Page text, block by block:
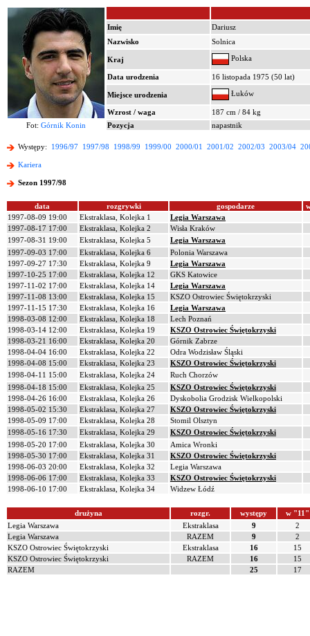
Imię
Dariusz
Nazwisko
Solnica
Kraj Polska
Data urodzenia 16 listopada 1975 (50 lat)
Miejsce urodzenia Łuków
Wzrost / waga
187 cm / 84 kg
Fot: Górnik Konin Pozycja napastnik
Występy: 1996/97 1997/98 1998/99 1999/00 2000/01 2001/02 2002/03 2003/04
Kariera
Sezon 1997/98
data rozgrywki gospodarze
1997-08-09 19:00
Ekstraklasa, Kolejka 1
Legia Warszawa
1997-08-17 17:00
Ekstraklasa, Kolejka 2
Wisła Kraków
1997-08-31 19:00
Ekstraklasa, Kolejka 5
Legia Warszawa
1997-09-03 17:00
Ekstraklasa, Kolejka 6
Polonia Warszawa
1997-09-27 17:30
Ekstraklasa, Kolejka 9
Legia Warszawa
1997-10-25 17:00
Ekstraklasa, Kolejka 12
GKS Katowice
1997-11-02 17:00
Ekstraklasa, Kolejka 14
Legia Warszawa
1997-11-08 13:00
Ekstraklasa, Kolejka 15
KSZO Ostrowiec Świętokrzyski
1997-11-15 17:30
Ekstraklasa, Kolejka 16
Legia Warszawa
1998-03-08 12:00
Ekstraklasa, Kolejka 18
Lech Poznań
1998-03-14 12:00
Ekstraklasa, Kolejka 19
KSZO Ostrowiec Świętokrzyski
1998-03-21 16:00
Ekstraklasa, Kolejka 20
Górnik Zabrze
1998-04-04 16:00
Ekstraklasa, Kolejka 22
Odra Wodzisław Śląski
1998-04-08 15:00
Ekstraklasa, Kolejka 23
KSZO Ostrowiec Świętokrzyski
1998-04-11 15:00
Ekstraklasa, Kolejka 24
Ruch Chorzów
1998-04-18 15:00
Ekstraklasa, Kolejka 25
KSZO Ostrowiec Świętokrzyski
1998-04-26 16:00
Ekstraklasa, Kolejka 26
Dyskobolia Grodzisk Wielkopolski
1998-05-02 15:30
Ekstraklasa, Kolejka 27
KSZO Ostrowiec Świętokrzyski
1998-05-09 17:00
Ekstraklasa, Kolejka 28
Stomil Olsztyn
1998-05-16 17:30
Ekstraklasa, Kolejka 29
KSZO Ostrowiec Świętokrzyski
1998-05-20 17:00
Ekstraklasa, Kolejka 30
Amica Wronki
1998-05-30 17:00
Ekstraklasa, Kolejka 31
KSZO Ostrowiec Świętokrzyski
1998-06-03 20:00
Ekstraklasa, Kolejka 32
Legia Warszawa
1998-06-06 17:00
Ekstraklasa, Kolejka 33
KSZO Ostrowiec Świętokrzyski
1998-06-10 17:00
Ekstraklasa, Kolejka 34 Widzew Łódź
drużyna rozgr. występy
w "11"
Legia Warszawa
Ekstraklasa 9
2
Legia Warszawa
RAZEM 9
2
KSZO Ostrowiec Świętokrzyski
Ekstraklasa 16
15
KSZO Ostrowiec Świętokrzyski
RAZEM 16
15
RAZEM
25 17